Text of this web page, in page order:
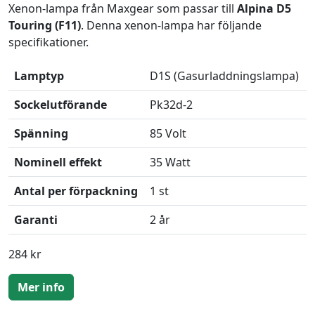
Xenon-lampa från Maxgear som passar till Alpina D5
Touring (F11). Denna xenon-lampa har följande
specifikationer.
Lamptyp
D1S (Gasurladdningslampa)
Sockelutförande
Pk32d-2
Spänning
85 Volt
Nominell effekt
35 Watt
Antal per förpackning
1 st
Garanti
2 år
284 kr
Mer info